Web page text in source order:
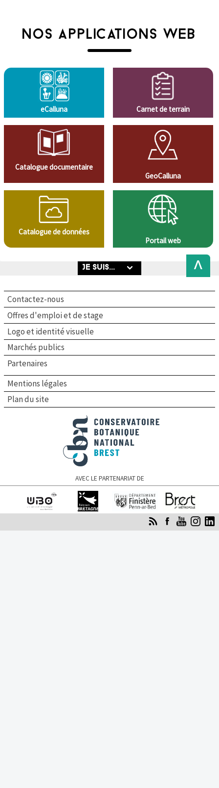
NOS APPLICATIONS WEB
eCalluna Carnet de terrain
Catalogue documentaire
GeoCalluna
Catalogue de données
Portail web
Conservatoire botanique national de Brest
AVEC LE PARTENARIAT DE
Université de
Bretagne occidentale
Région Bretagne Finistère Brest Métropole
Contactez-nous
Offres d'emploi et de stage
Logo et identité visuelle
Marchés publics
Partenaires
Mentions légales
Plan du site
Back
to
Top